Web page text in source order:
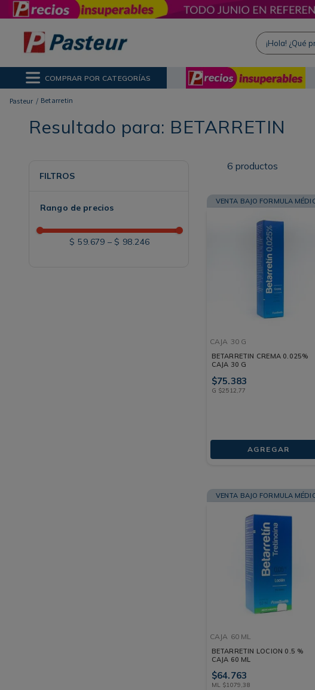
¡Hola! ¿Qué
COMPRAR POR CATEGORÍAS
Betarretin
Resultado para: BETARRETIN
FILTROS
Rango de precios
$ 59.679 – $ 98.246
6 productos
VENTA BAJO FORMULA
CAJA 30 G
BETARRETIN CREMA 0.025%
CAJA 30 G
$75.383
G $2512,77
AGREGAR
VENTA BAJO FORMULA
CAJA 60 ML
BETARRETIN LOCION 0.5 %
CAJA 60 ML
$64.763
ML $1079,38
MÁS BUSCADOS
Solar